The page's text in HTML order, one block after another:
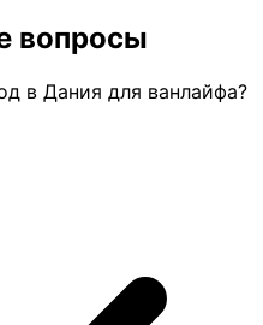
вопросы
в Дания для ванлайфа?